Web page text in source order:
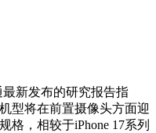
最新发布的研究报告指
型将在前置摄像头方面迎
格，相较于iPhone 17系列